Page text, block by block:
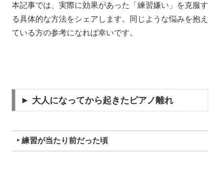
本記事では、実際に効果があった「練習嫌い」を克服す
る具体的な方法をシェアします。同じような悩みを抱え
ている方の参考になれば幸いです。
► 大人になってから起きたピアノ離れ
‣ 練習が当たり前だった頃